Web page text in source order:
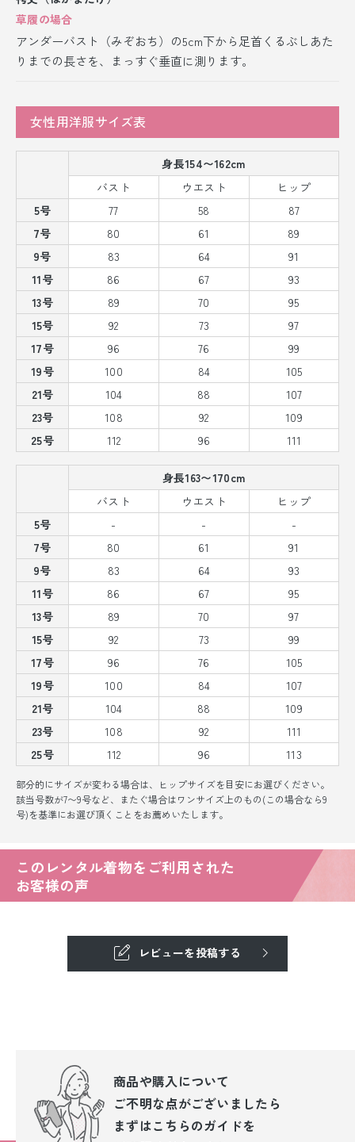
草履の場合
アンダーバスト（みぞおち）の5cm下から足首くるぶしあた
りまでの長さを、まっすぐ垂直に測ります。
女性用洋服サイズ表
身長154〜162cm
バスト
ウエスト
ヒップ
5号
77 58
87
7号
80 61
89
9号
83 64
91
11号
86 67
93
13号
89 70
95
15号
92 73
97
17号
96 76
99
19号
100 84
105
21号
104 88
107
23号
108 92
109
25号
112 96 111
身長163〜170cm
バスト
ウエスト
ヒップ
5号
- -
-
7号
80 61
91
9号
83 64
93
11号
86 67
95
13号
89 70
97
15号
92 73
99
17号
96 76
105
19号
100 84
107
21号
104 88
109
23号
108 92
111
25号
112 96 113
部分的にサイズが変わる場合は、ヒップサイズを目安にお選びください。
該当号数が7〜9号など、またぐ場合はワンサイズ上のもの(この場合なら9
号)を基準にお選び頂くことをお薦めいたします。
このレンタル着物をご利用された
お客様の声
レビューを投稿する
商品や購入について
ご不明な点がございましたら
まずはこちらのガイドを